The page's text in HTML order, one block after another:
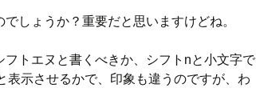
しょうか？重要だと思いますけどね。
トエヌと書くべきか、シフトnと小文字で
表示させるかで、印象も違うのですが、わ